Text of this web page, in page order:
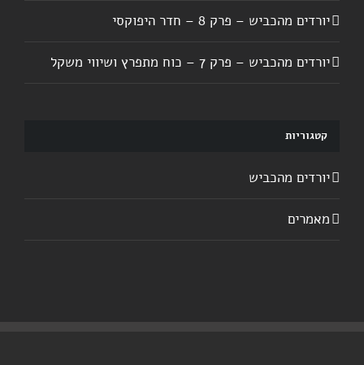
יורדים מהכביש – פרק 8 – חדר היפוקסי
יורדים מהכביש – פרק 7 – כוח מתפרץ ושיווי משקל
קטגוריות
יורדים מהכביש
מאמרים